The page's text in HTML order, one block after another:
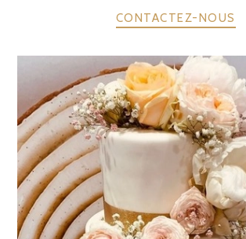
CONTACTEZ-NOUS